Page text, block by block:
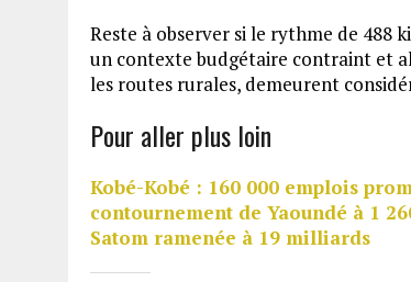
Reste à observer si le rythme de 488
un contexte budgétaire contraint et
les routes rurales, demeurent
Pour aller plus loin
Kobé-Kobé : 160 000 emplois
contournement de Yaoundé à 1
Satom ramenée à 19 milliards